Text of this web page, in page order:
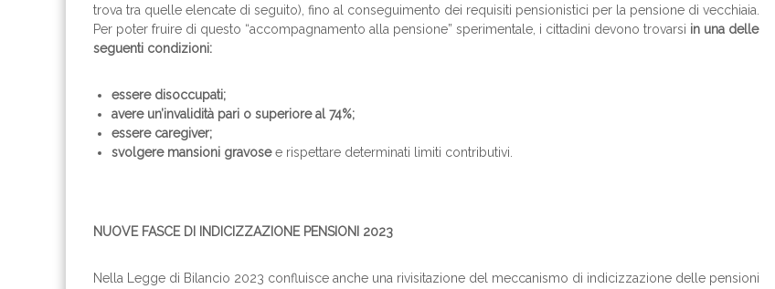
trova tra quelle elencate di seguito), fino al conseguimento dei requisiti pensionistici per la pensione di vecchiaia.
Per poter fruire di questo “accompagnamento alla pensione” sperimentale, i cittadini devono trovarsi in una delle
seguenti condizioni:
essere disoccupati;
avere un’invalidità pari o superiore al 74%;
essere caregiver;
svolgere mansioni gravosee rispettare determinati limiti contributivi.
NUOVE FASCE DI INDICIZZAZIONE PENSIONI 2023
Nella Legge di Bilancio 2023 confluisce anche una rivisitazione del meccanismo di indicizzazione delle pensioni